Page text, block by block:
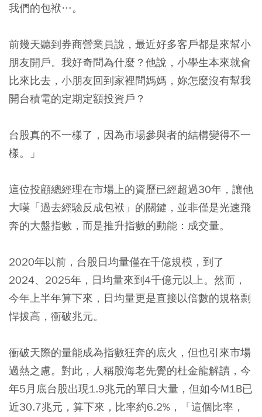
我們的包袱…。
前幾天聽到券商營業員說，最近好多客戶都是來幫小
朋友開戶。我好奇問為什麼？他說，小學生本來就會
比來比去，小朋友回到家裡問媽媽，妳怎麼沒有幫我
開台積電的定期定額投資戶？
台股真的不一樣了，因為市場參與者的結構變得不一
樣。」
這位投顧總經理在市場上的資歷已經超過30年，讓他
大嘆「過去經驗反成包袱」的關鍵，並非僅是光速飛
奔的大盤指數，而是推升指數的動能：成交量。
2020年以前，台股日均量僅在千億規模，到了
2024、2025年，日均量來到4千億元以上。然而，
今年上半年算下來，日均量更是直接以倍數的規格剽
悍拔高，衝破兆元。
衝破天際的量能成為指數狂奔的底火，但也引來市場
過熱之慮。對此，人稱股海老先覺的杜金龍解讀，今
年5月底台股出現1.9兆元的單日大量，但如今M1B已
近30.7兆元，算下來，比率約6.2%，「這個比率，